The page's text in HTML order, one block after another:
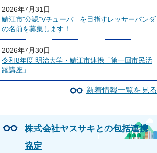
2026年7月31日
鯖江市”公認”Vチューバ―を目指すレッサーパンダ
の名前を募集します！
2026年7月30日
令和8年度 明治大学・鯖江市連携「第一回市民活
躍講座」
新着情報一覧を見る
株式会社ヤスサキとの包括連携
協定